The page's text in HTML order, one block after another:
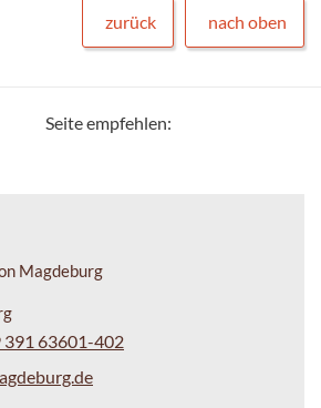
zurück nach oben
Seite empfehlen:
Magdeburg
391 63601-402